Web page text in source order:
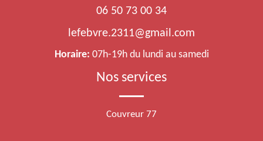
06 50 73 00 34
lefebvre.2311@gmail.com
Horaire: 07h-19h du lundi au samedi
Nos services
Couvreur 77